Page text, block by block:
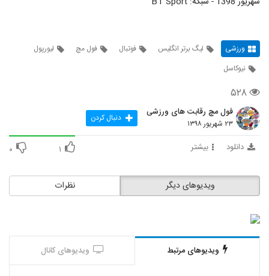
ورزشی لیگ برتر انگلیس فوتبال فول مچ
لیورپول
نیوکاسل
۵۲۸
فول مچ رقابت های ورزشی
۲۳ شهریور ۱۳۹۸ دنبال کردن
دانلود بیشتر ۱ ۰
نظرات ویدیوهای دیگر
ویدیوهای مرتبط ویدیوهای کانال